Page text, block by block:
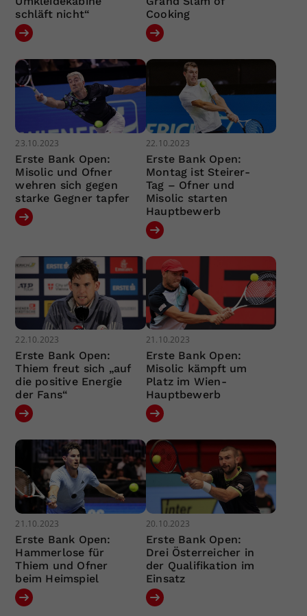
schläft nicht“
Cooking
23.10.2023
Erste Bank Open:
Misolic und Ofner
wehren sich gegen
starke Gegner tapfer
22.10.2023
Erste Bank Open:
Montag ist Steirer-
Tag – Ofner und
Misolic starten
Hauptbewerb
22.10.2023
Erste Bank Open:
Thiem freut sich „auf
die positive Energie
der Fans“
21.10.2023
Erste Bank Open:
Misolic kämpft um
Platz im Wien-
Hauptbewerb
21.10.2023
Erste Bank Open:
Hammerlose für
Thiem und Ofner
beim Heimspiel
20.10.2023
Erste Bank Open:
Drei Österreicher in
der Qualifikation im
Einsatz